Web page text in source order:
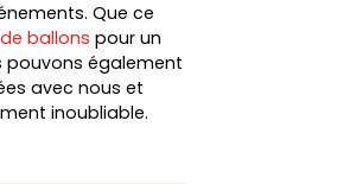
Que ce
ballons pour un
pouvons également
avec nous et
inoubliable.